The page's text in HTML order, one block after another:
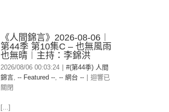
《人間錦言》2026-08-06︱
第44季 第10集C – 也無風雨
也無晴︱主持：李錦洪
2026/08/06 00:03:24
#(第44季) 人間
錦言, -- Featured --, -- 網台 --
迴響已
關閉
[...]